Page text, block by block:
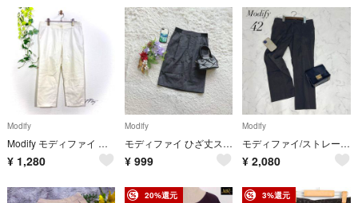
Modify
Modify モディファイ クロップドパンツ サブリナパンツ ホワイト 白 40
¥ 1,280
Modify
モディファイ ひざ丈スカート タイト 38/M 日本製 裏地あり オフィス 通勤
¥ 999
Modify
モディファイ/ストレートパンツクロップドストレッチスラックス42サイズ☘️
¥ 2,080
20%還元 3%還元